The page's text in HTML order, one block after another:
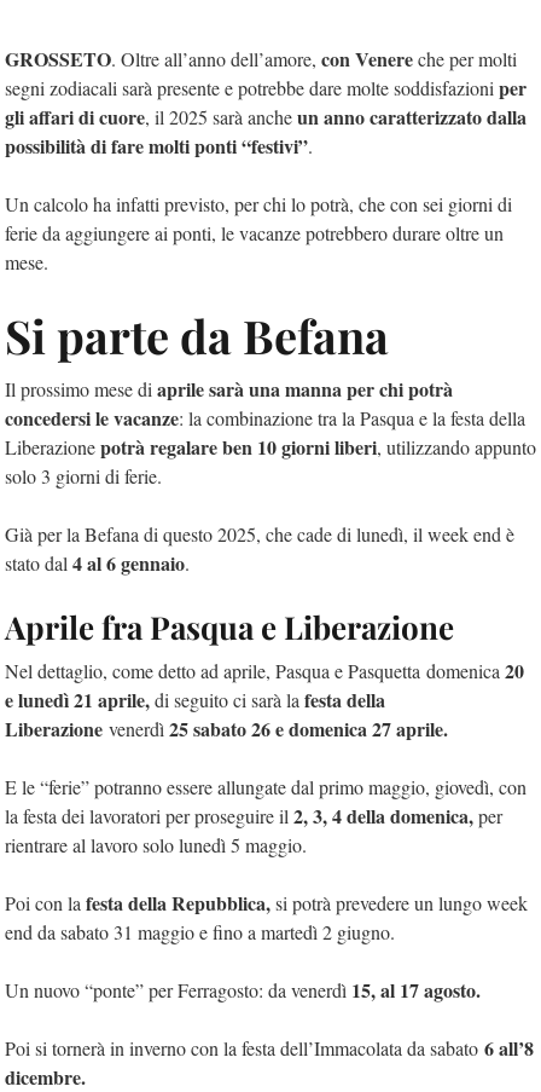
GROSSETO. Oltre all’anno dell’amore, con Venereche per molti
segni zodiacali sarà presente e potrebbe dare molte soddisfazioni per
gli affari di cuore, il 2025 sarà ancheun anno caratterizzato dalla
possibilità di fare molti ponti “festivi”.
Un calcolo ha infatti previsto, per chi lo potrà, che con sei giorni di
ferie da aggiungere ai ponti, le vacanze potrebbero durare oltre un
mese.
Si parte da Befana
Il prossimo mese di aprile sarà una manna per chi potrà
concedersi le vacanze: la combinazione tra la Pasqua e la festa della
Liberazionepotrà regalare ben 10 giorni liberi, utilizzando appunto
solo 3 giorni di ferie.
Già per la Befana di questo 2025, che cade di lunedì, il week end è
stato dal 4 al 6 gennaio.
Aprile fra Pasqua e Liberazione
Nel dettaglio, come detto ad aprile, Pasqua e Pasquetta domenica 20
e lunedì 21 aprile,di seguito ci sarà la festa della
Liberazione venerdì 25 sabato 26 e domenica 27 aprile.
E le “ferie” potranno essere allungate dal primo maggio, giovedì, con
la festa dei lavoratori per proseguire il 2, 3, 4 della domenica,per
rientrare al lavoro solo lunedì 5 maggio.
Poi con la festa della Repubblica,si potrà prevedere un lungo week
end da sabato 31 maggio e fino a martedì 2 giugno.
Un nuovo “ponte” per Ferragosto: da venerdì 15, al 17 agosto.
Poi si tornerà in inverno con la festa dell’Immacolata da sabato 6 all’8
dicembre.